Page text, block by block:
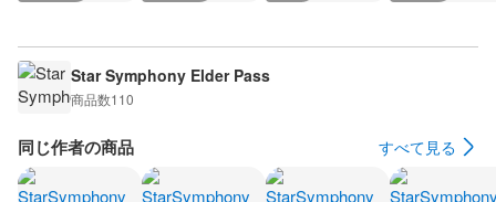
Star Symphony Elder Pass
商品数110
同じ作者の商品 すべて見る